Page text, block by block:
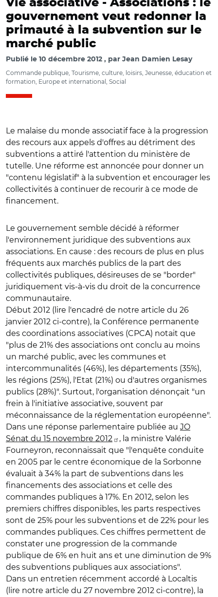
Vie associative -Associations : le
gouvernement veut redonner la
primauté à la subvention sur le
marché public
Publié le 10 décembre 2012 par Jean Damien Lesay
Commande publique, Tourisme, culture, loisirs, Jeunesse, éducation et
formation, Europe et international, Social
Le malaise du monde associatif face à la progression
des recours aux appels d'offres au détriment des
subventions a attiré l'attention du ministère de
tutelle. Une réforme est annoncée pour donner un
"contenu législatif" à la subvention et encourager les
collectivités à continuer de recourir à ce mode de
financement.
Le gouvernement semble décidé à réformer
l'environnement juridique des subventions aux
associations. En cause : des recours de plus en plus
fréquents aux marchés publics de la part des
collectivités publiques, désireuses de se "border"
juridiquement vis-à-vis du droit de la concurrence
communautaire.
Début 2012 (lire l'encadré de notre article du 26
janvier 2012 ci-contre), la Conférence permanente
des coordinations associatives (CPCA) notait que
"plus de 21% des associations ont conclu au moins
un marché public, avec les communes et
intercommunalités (46%), les départements (35%),
les régions (25%), l'Etat (21%) ou d'autres organismes
publics (28%)". Surtout, l'organisation dénonçait "un
frein à l'initiative associative, souvent par
méconnaissance de la réglementation européenne".
Dans une réponse parlementaire publiée au JO
Sénat du 15 novembre 2012
, la ministre Valérie
Fourneyron, reconnaissait que "l'enquête conduite
en 2005 par le centre économique de la Sorbonne
évaluait à 34% la part de subventions dans les
financements des associations et celle des
commandes publiques à 17%. En 2012, selon les
premiers chiffres disponibles, les parts respectives
sont de 25% pour les subventions et de 22% pour les
commandes publiques. Ces chiffres permettent de
constater une progression de la commande
publique de 6% en huit ans et une diminution de 9%
des subventions publiques aux associations".
Dans un entretien récemment accordé à Localtis
(lire notre article du 27 novembre 2012 ci-contre), la